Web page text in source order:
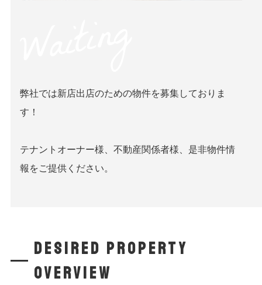
弊社では新店出店のための物件を募集しておりま
す！
テナントオーナー様、不動産関係者様、是非物件情
報をご提供ください。
desired property
overview